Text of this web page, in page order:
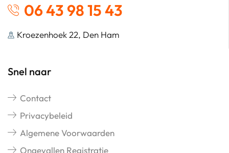
06 43 98 15 43
Kroezenhoek 22, Den Ham
Snel naar
Contact
Privacybeleid
Algemene Voorwaarden
Ongevallen Registratie